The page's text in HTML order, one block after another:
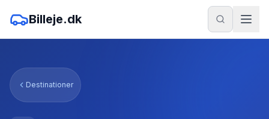
Billeje.dk
Destinationer